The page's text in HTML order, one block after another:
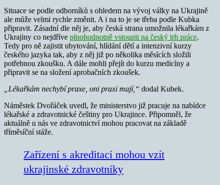
Situace se podle odborníků s ohledem na vývoj války na Ukrajině
ale může velmi rychle změnit. A i na to je se třeba podle Kubka
připravit. Zásadní dle něj je, aby česká strana umožnila lékařkám z
Ukrajiny co nejdříve plnohodnotně vstoupit na český trh práce.
Tedy pro ně zajistit ubytování, hlídání dětí a intenzivní kurzy
českého jazyka tak, aby z něj již po několika měsících složili
potřebnou zkoušku. A dále mohli přejít do kurzu medicíny a
připravit se na složení aprobačních zkoušek.
„Lékařkám nechybí praxe, oni praxi mají,“ dodal Kubek.
Náměstek Dvořáček uvedl, že ministerstvo již pracuje na nabídce
lékařské a zdravotnické češtiny pro Ukrajince. Připomněl, že
aktuálně u nás ve zdravotnictví mohou pracovat na základě
tříměsíční stáže.
Zařízení s akreditací mohou vzít
ukrajinské zdravotníky